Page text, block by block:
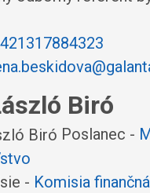
Biró
Poslanec -
- Komisia